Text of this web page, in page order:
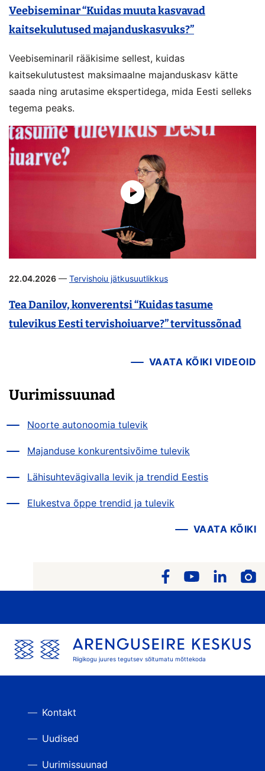
Veebiseminar “Kuidas muuta kasvavad
kaitsekulutused majanduskasvuks?”
Veebiseminaril rääkisime sellest, kuidas
kaitsekulutustest maksimaalne majanduskasv kätte
saada ning arutasime ekspertidega, mida Eesti selleks
tegema peaks.
22.04.2026 — Tervishoiu jätkusuutlikkus
Tea Danilov, konverentsi “Kuidas tasume
tulevikus Eesti tervishoiuarve?” tervitussõnad
VAATA KÕIKI VIDEOID
Uurimissuunad
Noorte autonoomia tulevik
Majanduse konkurentsivõime tulevik
Lähisuhtevägivalla levik ja trendid Eestis
Elukestva õppe trendid ja tulevik
VAATA KÕIKI
Riigikogu juures tegutsev sõltumatu mõttekoda
Kontakt
Uudised
Uurimissuunad